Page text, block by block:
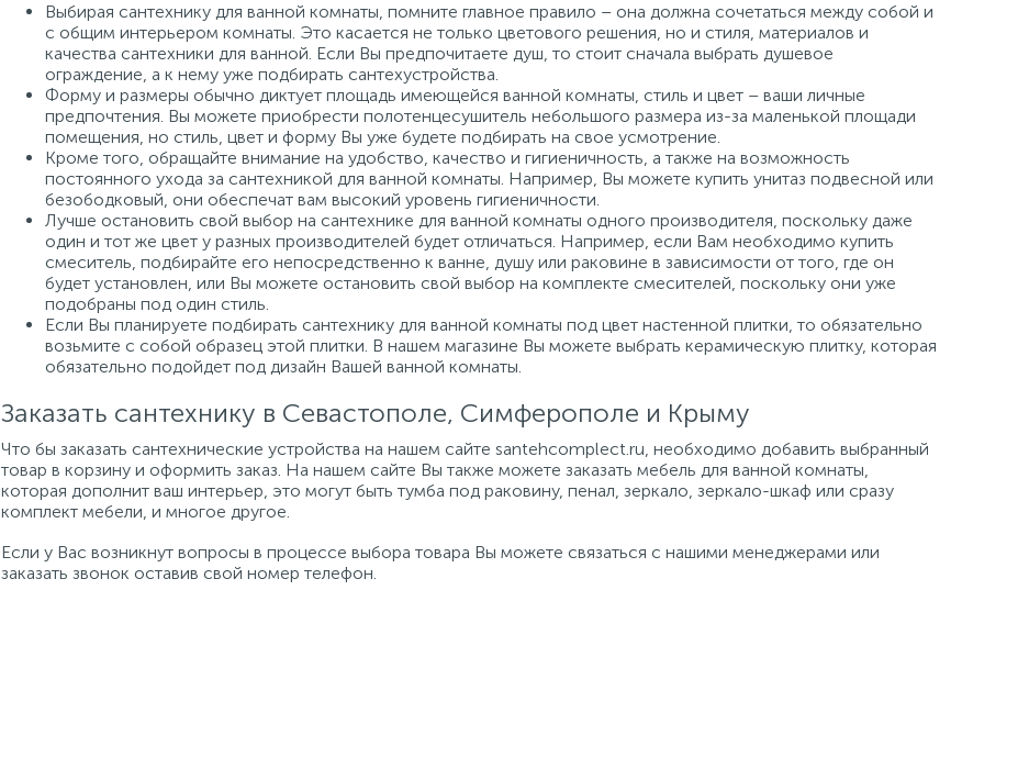
Выбирая сантехнику для ванной комнаты, помните главное правило – она должна сочетаться между собой и
с общим интерьером комнаты. Это касается не только цветового решения, но и стиля, материалов и
качества сантехники для ванной. Если Вы предпочитаете душ, то стоит сначала выбрать душевое
ограждение, а к нему уже подбирать сантехустройства.
Форму и размеры обычно диктует площадь имеющейся ванной комнаты, стиль и цвет – ваши личные
предпочтения. Вы можете приобрести полотенцесушитель небольшого размера из-за маленькой площади
помещения, но стиль, цвет и форму Вы уже будете подбирать на свое усмотрение.
Кроме того, обращайте внимание на удобство, качество и гигиеничность, а также на возможность
постоянного ухода за сантехникой для ванной комнаты. Например, Вы можете купить унитаз подвесной или
безободковый, они обеспечат вам высокий уровень гигиеничности.
Лучше остановить свой выбор на сантехнике для ванной комнаты одного производителя, поскольку даже
один и тот же цвет у разных производителей будет отличаться. Например, если Вам необходимо купить
смеситель, подбирайте его непосредственно к ванне, душу или раковине в зависимости от того, где он
будет установлен, или Вы можете остановить свой выбор на комплекте смесителей, поскольку они уже
подобраны под один стиль.
Если Вы планируете подбирать сантехнику для ванной комнаты под цвет настенной плитки, то обязательно
возьмите с собой образец этой плитки. В нашем магазине Вы можете выбрать керамическую плитку, которая
обязательно подойдет под дизайн Вашей ванной комнаты.
Заказать сантехнику в Севастополе, Симферополе и Крыму
Что бы заказать сантехнические устройства на нашем сайте santehcomplect.ru, необходимо добавить выбранный
товар в корзину и оформить заказ. На нашем сайте Вы также можете заказать мебель для ванной комнаты,
которая дополнит ваш интерьер, это могут быть тумба под раковину, пенал, зеркало, зеркало-шкаф или сразу
комплект мебели, и многое другое.
Если у Вас возникнут вопросы в процессе выбора товара Вы можете связаться с нашими менеджерами или
заказать звонок оставив свой номер телефон.